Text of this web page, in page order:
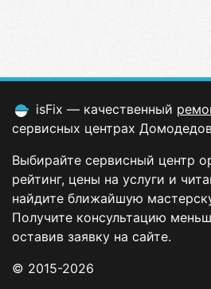
isFix — качественный
сервисных центрах
Выбирайте сервисный центр
рейтинг, цены на услуги и
найдите ближайшую
Получите консультацию
оставив заявку на сайте.
© 2015-2026